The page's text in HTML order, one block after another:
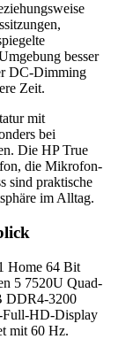
besser
DC-Dimming
Zeit.
mit
bei
Die HP True
die Mikrofon-
sind praktische
im Alltag.
Home 64 Bit
5 7520U Quad-
DDR4-3200
Full-HD-Display
mit 60 Hz.